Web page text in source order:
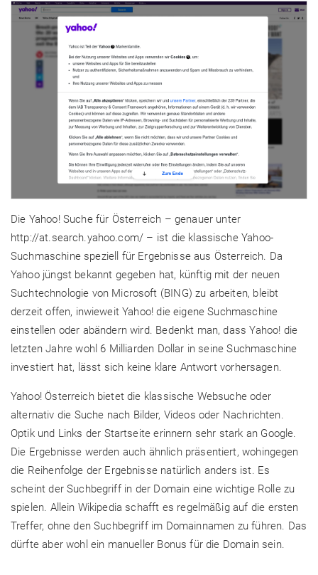
Die Yahoo! Suche für Österreich – genauer unter
http://at.search.yahoo.com/ – ist die klassische Yahoo-
Suchmaschine speziell für Ergebnisse aus Österreich. Da
Yahoo jüngst bekannt gegeben hat, künftig mit der neuen
Suchtechnologie von Microsoft (BING) zu arbeiten, bleibt
derzeit offen, inwieweit Yahoo! die eigene Suchmaschine
einstellen oder abändern wird. Bedenkt man, dass Yahoo! die
letzten Jahre wohl 6 Milliarden Dollar in seine Suchmaschine
investiert hat, lässt sich keine klare Antwort vorhersagen.
Yahoo! Österreich bietet die klassische Websuche oder
alternativ die Suche nach Bilder, Videos oder Nachrichten.
Optik und Links der Startseite erinnern sehr stark an Google.
Die Ergebnisse werden auch ähnlich präsentiert, wohingegen
die Reihenfolge der Ergebnisse natürlich anders ist. Es
scheint der Suchbegriff in der Domain eine wichtige Rolle zu
spielen. Allein Wikipedia schafft es regelmäßig auf die ersten
Treffer, ohne den Suchbegriff im Domainnamen zu führen. Das
dürfte aber wohl ein manueller Bonus für die Domain sein.